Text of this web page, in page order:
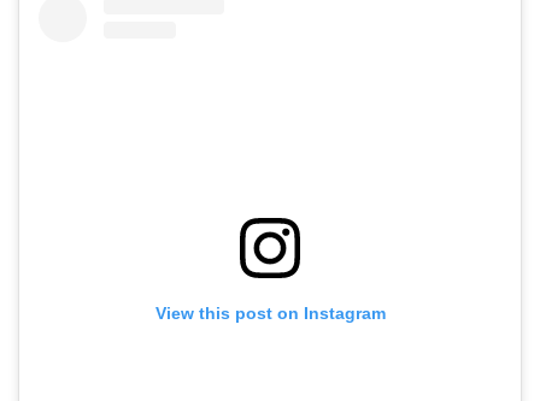
View this post on Instagram